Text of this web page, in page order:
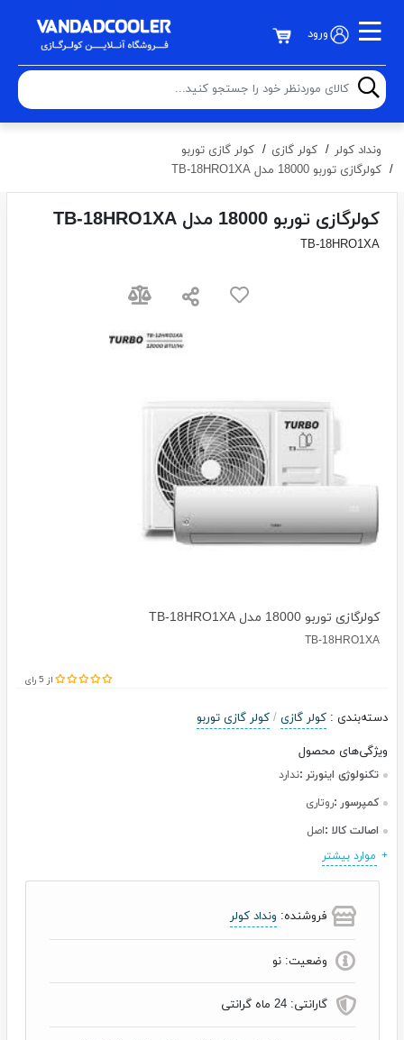
ورود
ونداد کولر کولر گازی
کولر گازی توربو
کولرگازی توربو 18000 مدل TB-18HRO1XA
کولرگازی توربو 18000 مدل TB-18HRO1XA
TB-18HRO1XA
کولرگازی توربو 18000 مدل TB-18HRO1XA
TB-18HRO1XA
از 5 رای
دسته‌بندی: کولر گازی / کولر گازی توربو
ویژگی‌های محصول
تکنولوژی اینورتر :ندارد
کمپرسور :روتاری
اصالت کالا :اصل
موارد بیشتر
فروشنده: ونداد کولر
وضعیت: نو
گارانتی: 24 ماه گرانتی